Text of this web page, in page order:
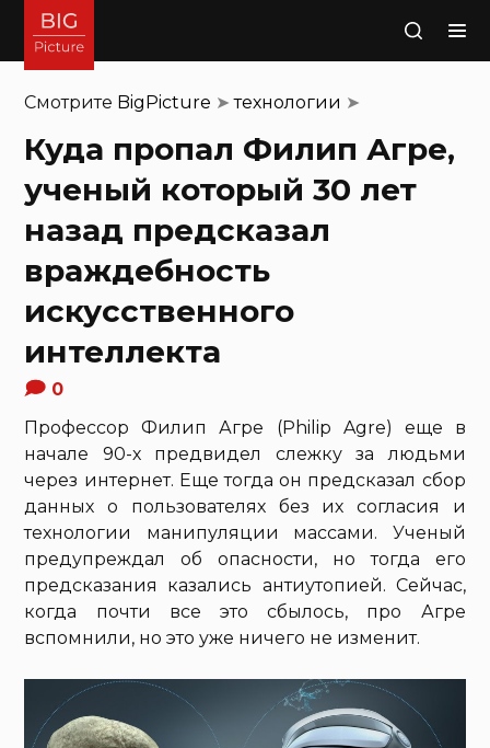
Поиск
Смотрите BigPicture ➤технологии ➤
Куда пропал Филип Агре,
ученый который 30 лет
назад предсказал
враждебность
искусственного
интеллекта
0
Профессор Филип Агре (Philip Agre) еще в
начале 90-х предвидел слежку за людьми
через интернет. Еще тогда он предсказал сбор
данных о пользователях без их согласия и
технологии манипуляции массами. Ученый
предупреждал об опасности, но тогда его
предсказания казались антиутопией. Сейчас,
когда почти все это сбылось, про Агре
вспомнили, но это уже ничего не изменит.